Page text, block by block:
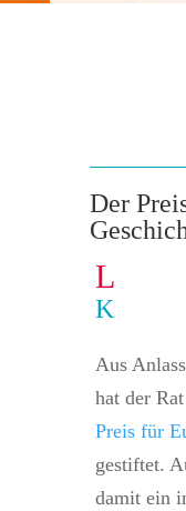
Der
L
K
Aus
hat der
Preis für
gestiftet.
damit ein